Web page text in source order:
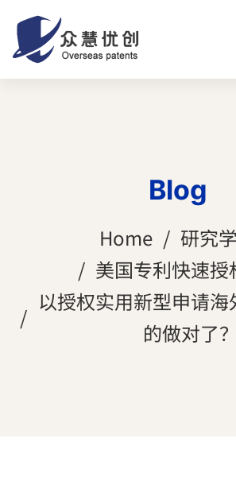
Blog
Home
研究
美国专利快速授
以授权实用新型申请
的做对了？